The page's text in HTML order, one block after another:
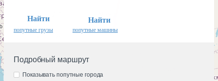
Найти
попутные грузы
Найти
попутные машины
Подробный маршрут
Показывать попутные города